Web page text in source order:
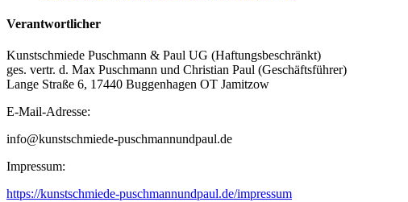
Verantwortlicher
Kunstschmiede Puschmann & Paul UG (Haftungsbeschränkt)
ges. vertr. d. Max Puschmann und Christian Paul (Geschäftsführer)
Lange Straße 6, 17440 Buggenhagen OT Jamitzow
E-Mail-Adresse:
info@kunstschmiede-puschmannundpaul.de
Impressum:
https://kunstschmiede-puschmannundpaul.de/impressum